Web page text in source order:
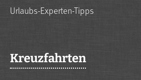
Urlaubs-Experten-Tipps
Kreuzfahrten